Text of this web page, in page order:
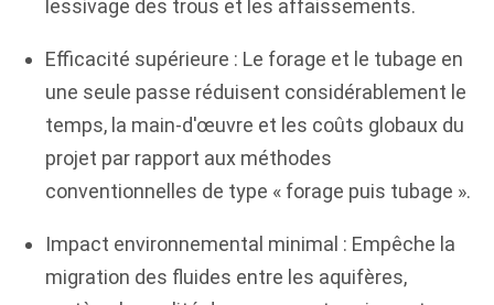
lessivage des trous et les affaissements.
Efficacité supérieure : Le forage et le tubage en
une seule passe réduisent considérablement le
temps, la main-d'œuvre et les coûts globaux du
projet par rapport aux méthodes
conventionnelles de type « forage puis tubage ».
Impact environnemental minimal : Empêche la
migration des fluides entre les aquifères,